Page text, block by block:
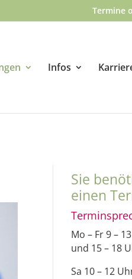
Termine
Infos
Sie
einen
Mo – Fr 9 –
und 15 – 18
Sa 10 – 12